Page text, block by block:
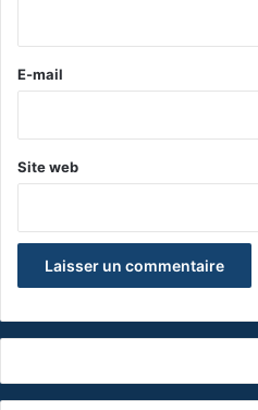
e
E-mail
Site web